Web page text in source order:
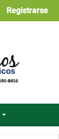
Registrarse